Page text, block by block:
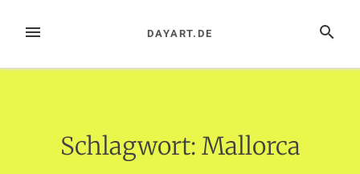
InhaltMENÜ SUCHE
DAYART.DE
Schlagwort: Mallorca